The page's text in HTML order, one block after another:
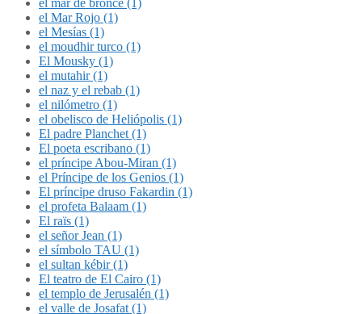
el mar de bronce (1)
el Mar Rojo (1)
el Mesías (1)
el moudhir turco (1)
El Mousky (1)
el mutahir (1)
el naz y el rebab (1)
el nilómetro (1)
el obelisco de Heliópolis (1)
El padre Planchet (1)
El poeta escribano (1)
el príncipe Abou-Miran (1)
el Príncipe de los Genios (1)
El príncipe druso Fakardin (1)
el profeta Balaam (1)
El raïs (1)
el señor Jean (1)
el símbolo TAU (1)
el sultan kébir (1)
El teatro de El Cairo (1)
el templo de Jerusalén (1)
el valle de Josafat (1)